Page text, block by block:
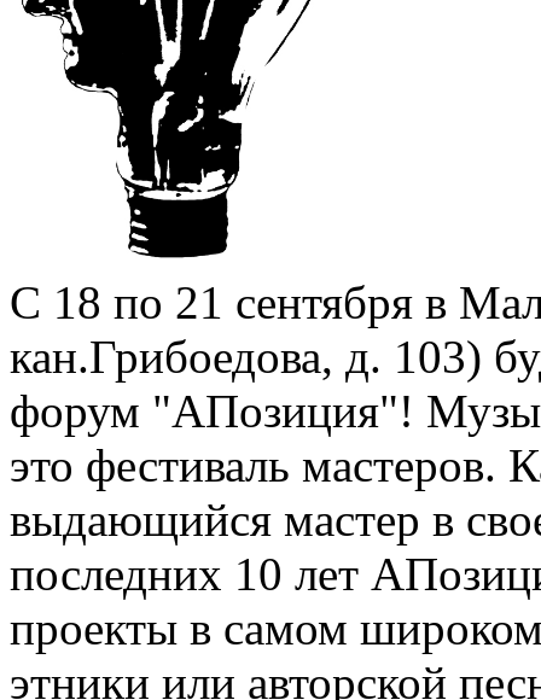
С 18 по 21 сентября в
кан.Грибоедова, д. 103)
форум "АПозиция"!
это фестиваль
выдающийся мастер в
последних 10 лет
проекты в самом
этники или авторской